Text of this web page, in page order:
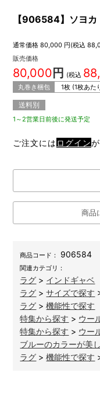
【906584】ソヨ
通常価格 80,000 円(税込
販売価格
80,000 円 (税込
丸巻き梱包
1枚 (1枚あた
送料別
1～2営業日前後に発送予定
ご注文には ログイン
商品
商品コード： 906584
関連カテゴリ：
ラグ > インドギャベ
ラグ >サイズで探す
ラグ >機能性で探す
特集から探す > ウー
特集から探す > ウー
ブルーのカラーが美
ラグ >機能性で探す